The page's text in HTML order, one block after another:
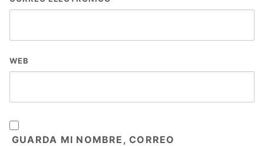
WEB
GUARDA MI NOMBRE, CORREO